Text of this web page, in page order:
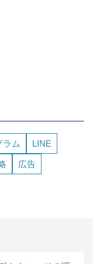
ラム LINE
広告